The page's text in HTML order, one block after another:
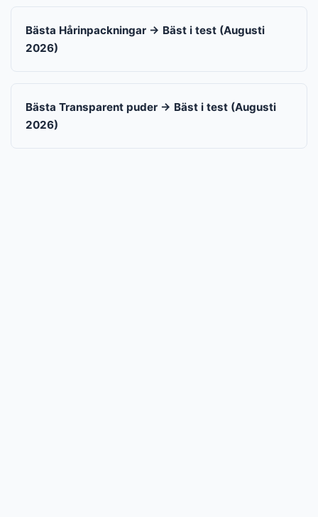
Bästa Hårinpackningar → Bäst i test (Augusti
2026)
Bästa Transparent puder → Bäst i test (Augusti
2026)